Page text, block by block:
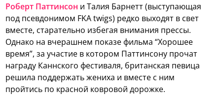
Роберт Паттинсон и Талия Барнетт (выступающая
под псевдонимом FKA twigs) редко выходят в свет
вместе, старательно избегая внимания прессы.
Однако на вчерашнем показе фильма “Хорошее
время”, за участие в котором Паттинсону прочат
награду Каннского фестиваля, британская певица
решила поддержать жениха и вместе с ним
пройтись по красной ковровой дорожке.